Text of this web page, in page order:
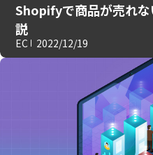
Shopifyで商品が売れ
説
EC 2022/12/19